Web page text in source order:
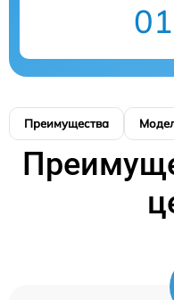
Преимущества